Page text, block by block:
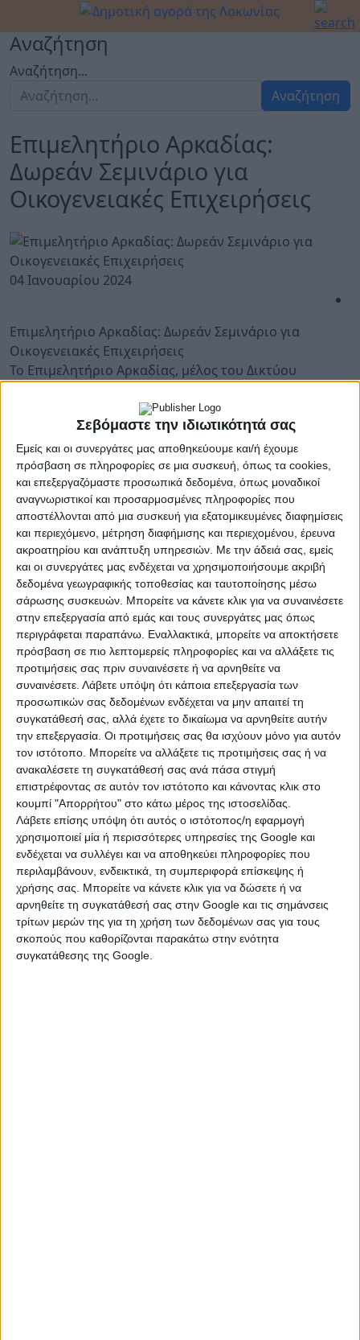
Σεβόμαστε την ιδιωτικότητά σας
Εμείς και οι συνεργάτες μας αποθηκεύουμε και/ή έχουμε
πρόσβαση σε πληροφορίες σε μια συσκευή, όπως τα cookies,
και επεξεργαζόμαστε προσωπικά δεδομένα, όπως μοναδικοί
αναγνωριστικοί και προσαρμοσμένες πληροφορίες που
αποστέλλονται από μια συσκευή για εξατομικευμένες διαφημίσεις
και περιεχόμενο, μέτρηση διαφήμισης και περιεχομένου, έρευνα
ακροατηρίου και ανάπτυξη υπηρεσιών. Με την άδειά σας, εμείς
και οι συνεργάτες μας ενδέχεται να χρησιμοποιήσουμε ακριβή
δεδομένα γεωγραφικής τοποθεσίας και ταυτοποίησης μέσω
σάρωσης συσκευών. Μπορείτε να κάνετε κλικ για να συναινέσετε
στην επεξεργασία από εμάς και τους συνεργάτες μας όπως
περιγράφεται παραπάνω. Εναλλακτικά, μπορείτε να αποκτήσετε
πρόσβαση σε πιο λεπτομερείς πληροφορίες και να αλλάξετε τις
προτιμήσεις σας πριν συναινέσετε ή να αρνηθείτε να
συναινέσετε. Λάβετε υπόψη ότι κάποια επεξεργασία των
προσωπικών σας δεδομένων ενδέχεται να μην απαιτεί τη
συγκατάθεσή σας, αλλά έχετε το δικαίωμα να αρνηθείτε αυτήν
την επεξεργασία. Οι προτιμήσεις σας θα ισχύουν μόνο για αυτόν
τον ιστότοπο. Μπορείτε να αλλάξετε τις προτιμήσεις σας ή να
ανακαλέσετε τη συγκατάθεσή σας ανά πάσα στιγμή
επιστρέφοντας σε αυτόν τον ιστότοπο και κάνοντας κλικ στο
κουμπί "Απορρήτου" στο κάτω μέρος της ιστοσελίδας.
Λάβετε επίσης υπόψη ότι αυτός ο ιστότοπος/η εφαρμογή
χρησιμοποιεί μία ή περισσότερες υπηρεσίες της Google και
ενδέχεται να συλλέγει και να αποθηκεύει πληροφορίες που
περιλαμβάνουν, ενδεικτικά, τη συμπεριφορά επίσκεψης ή
χρήσης σας. Μπορείτε να κάνετε κλικ για να δώσετε ή να
αρνηθείτε τη συγκατάθεσή σας στην Google και τις σημάνσεις
τρίτων μερών της για τη χρήση των δεδομένων σας για τους
σκοπούς που καθορίζονται παρακάτω στην ενότητα
συγκατάθεσης της Google.
Αναζήτηση
Αναζήτηση...
Αναζήτηση
Επιμελητήριο Αρκαδίας:
Δωρεάν Σεμινάριο για
Οικογενειακές Επιχειρήσεις
04 Ιανουαρίου 2024
Επιμελητήριο Αρκαδίας: Δωρεάν Σεμινάριο για
Οικογενειακές Επιχειρήσεις
Το Επιμελητήριο Αρκαδίας, μέλος του Δικτύου
επιμόρφωσης των μελών του διοργανώνει δωρεάν
ενημερωτικό σεμινάριο – σε δύο μέρη - για τις
Οικογενειακές Επιχειρήσεις.
Τετάρτη 10 Ιανουαρίου 2024
Στο 1
ο μέρος του σεμιναρίου θα αναλυθούν οι ενότητες:
α) Οικογενειακές Επιχειρήσεις, οικογενειακή
δυναμική & ειδικά χαρακτηριστικά των
οικογενειακών
επιχειρήσεων
Β) Η διαδοχή στην οικογενειακή επιχείρηση, ο ρόλος
του φύλου στη διαδοχή
Γ) Εταιρική διακυβέρνηση οικογενειακών
επιχειρήσεων, μηχανισμοί οικογενειακής
διακυβέρνησης
Ώρες: 6:-9 μ.μ. Τοποθεσία: Αίθουσα εκδηλώσεων του
Επιμελητηρίου Αρκαδίας (25ης Μαρτίου & Πανός
21, είσοδος από την 25ης Μαρτίου)
Τετάρτη 7 Φεβρουαρίου 2024
Στο 2
ο μέρος του σεμιναρίου θα αναλυθούν οι ενότητες:
Α) Οι οικογενειακές επιχειρήσεις στον κόσμο και η
επίδραση τους στις εθνικές οικονομίες
Β) Οργανισμοί υποστήριξης οικογενειακών
επιχειρήσεων
Γ) Ευρωπαϊκές πολιτικές για τις οικογενειακές
επιχειρήσεις
Δ) Στιγμιότυπα από έρευνες για οικογενειακές
επιχειρήσεις - case studies